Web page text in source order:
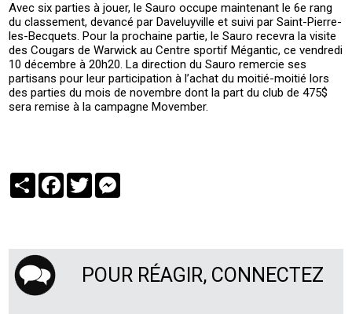
Avec six parties à jouer, le Sauro occupe maintenant le 6e rang
du classement, devancé par Daveluyville et suivi par Saint-Pierre-
les-Becquets. Pour la prochaine partie, le Sauro recevra la visite
des Cougars de Warwick au Centre sportif Mégantic, ce vendredi
10 décembre à 20h20. La direction du Sauro remercie ses
partisans pour leur participation à l’achat du moitié-moitié lors
des parties du mois de novembre dont la part du club de 475$
sera remise à la campagne Movember.
PartagerFacebook
Twitter
POUR RÉAGIR, CONNECTEZ